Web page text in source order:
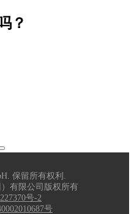
？
保留所有权利.
有限公司版权所有
号-2
号